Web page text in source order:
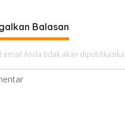
Balasan
email Anda tidak akan